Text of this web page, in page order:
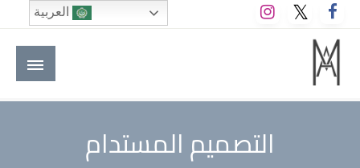
التخطي
إلى
المحتوى
M A hotels | إم ايه هوتيلز
الموقع الأول للعاملين في الفنادق في العالم العربي
التصميم المستدام
العربية